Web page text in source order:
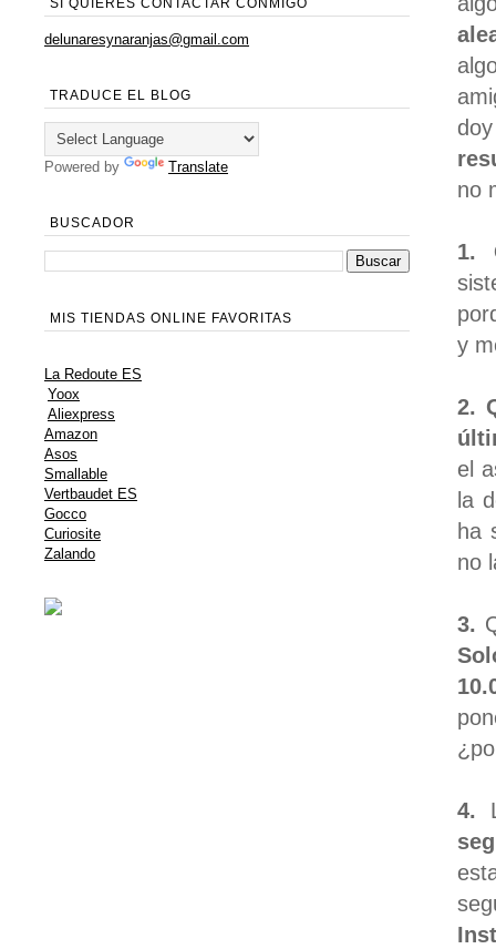
no
1.
y
2.
el
la
ha
no
3.
4.
SI QUIERES CONTACTAR CONMIGO
delunaresynaranjas@gmail.com
TRADUCE EL BLOG
Powered by Translate
BUSCADOR
MIS TIENDAS ONLINE FAVORITAS
La Redoute ES
Yoox
Aliexpress
Amazon
Asos
Smallable
Vertbaudet ES
Gocco
Curiosite
Zalando